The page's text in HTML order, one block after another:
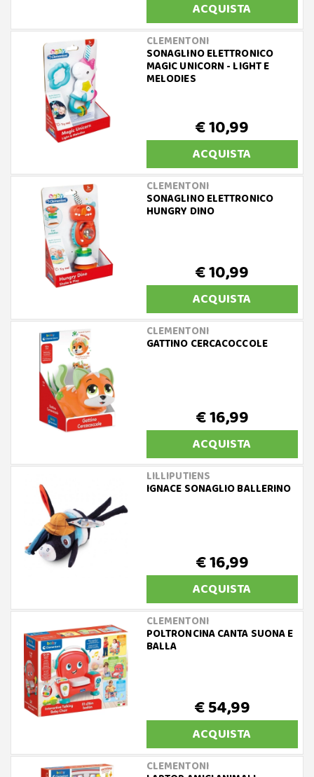
ACQUISTA
CLEMENTONI
SONAGLINO ELETTRONICO
MAGIC UNICORN - LIGHT E
MELODIES
€ 10,99
ACQUISTA
CLEMENTONI
SONAGLINO ELETTRONICO
HUNGRY DINO
€ 10,99
ACQUISTA
CLEMENTONI
GATTINO CERCACOCCOLE
€ 16,99
ACQUISTA
LILLIPUTIENS
IGNACE SONAGLIO BALLERINO
€ 16,99
ACQUISTA
CLEMENTONI
POLTRONCINA CANTA SUONA E
BALLA
€ 54,99
ACQUISTA
CLEMENTONI